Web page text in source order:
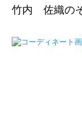
竹内 佐織の